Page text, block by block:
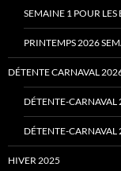
SEMAINE 1 POUR LES
PRINTEMPS 2026
DÉTENTE CARNAVAL
DÉTENTE-
DÉTENTE-
HIVER 2025